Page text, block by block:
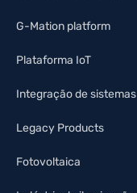
G-Mation platform
Plataforma IoT
Integração de sistemas
Legacy Products
Fotovoltaica